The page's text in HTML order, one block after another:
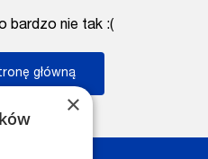
bardzo nie tak :(
główną
×